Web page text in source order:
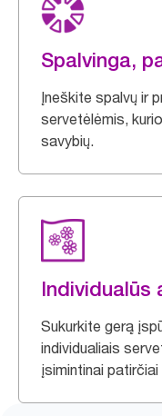
Spalvinga,
Įneškite spalvų ir
servetėlėmis,
savybių.
Individualūs
Sukurkite gerą
individualiais
įsimintinai patirčiai